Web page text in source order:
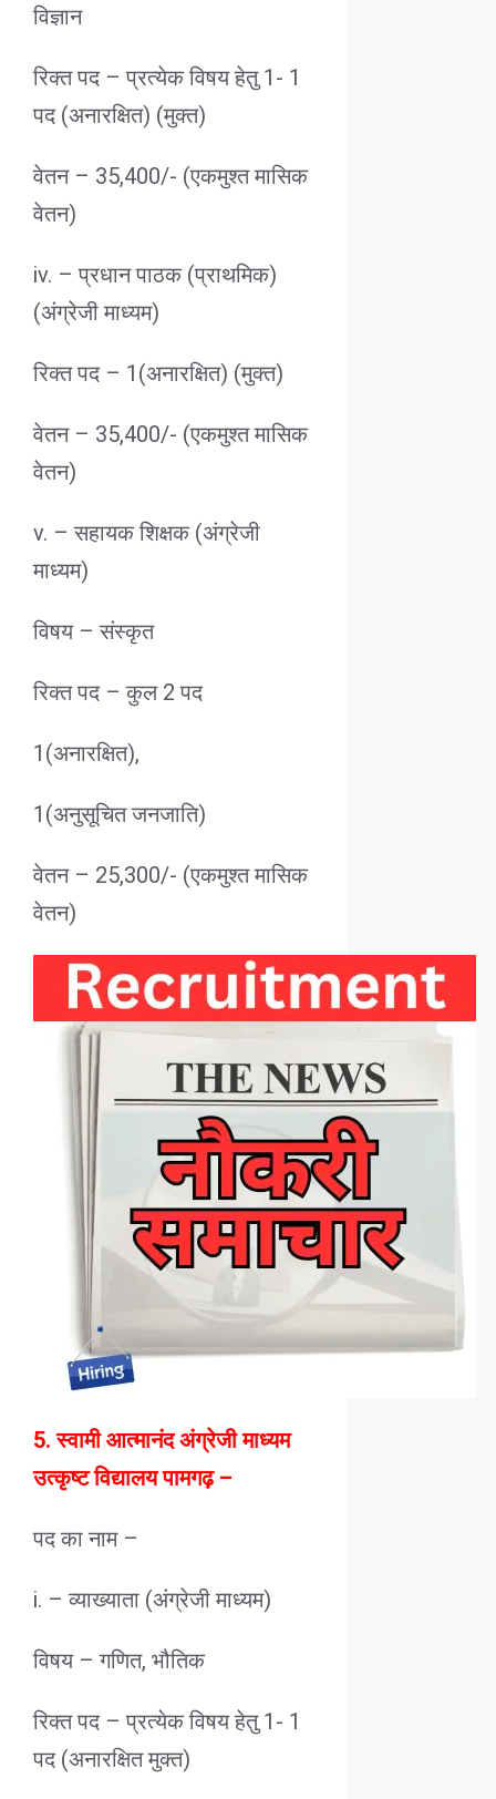
विज्ञान
रिक्त पद – प्रत्येक विषय हेतु 1- 1
पद (अनारक्षित) (मुक्त)
वेतन – 35,400/- (एकमुश्त मासिक
वेतन)
iv. – प्रधान पाठक (प्राथमिक)
(अंग्रेजी माध्यम)
रिक्त पद – 1(अनारक्षित) (मुक्त)
वेतन – 35,400/- (एकमुश्त मासिक
वेतन)
v. – सहायक शिक्षक (अंग्रेजी
माध्यम)
विषय – संस्कृत
रिक्त पद – कुल 2 पद
1(अनारक्षित),
1(अनुसूचित जनजाति)
वेतन – 25,300/- (एकमुश्त मासिक
वेतन)
5. स्वामी आत्मानंद अंग्रेजी माध्यम
उत्कृष्ट विद्यालय पामगढ़ –
पद का नाम –
i. – व्याख्याता (अंग्रेजी माध्यम)
विषय – गणित, भौतिक
रिक्त पद – प्रत्येक विषय हेतु 1- 1
पद (अनारक्षित मुक्त)